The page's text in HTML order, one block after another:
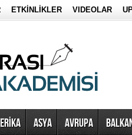
ETKİNLİKLER VIDEOLAR
ASYA AVRUPA